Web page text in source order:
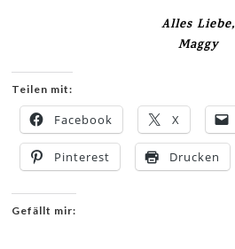
Alles Liebe,
Maggy
Teilen mit:
Facebook X
Pinterest Drucken
Gefällt mir: